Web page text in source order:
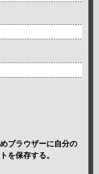
ブラウザーに自分の
を保存する。